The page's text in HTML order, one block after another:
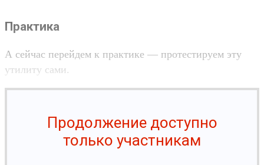
Практика
А сейчас перейдем к практике — протестируем эту
утилиту сами.
Продолжение доступно
только участникам